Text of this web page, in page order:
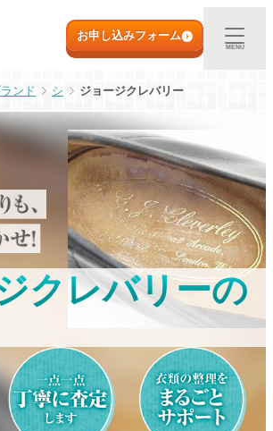
初めての方へ
出張買取
宅配買取
店頭買取
ご利用実例
取扱アイテム
店舗一覧
よくある質問
お申し込みフォーム
MENU
ンド シ ジョージクレバリー
クレバリーの